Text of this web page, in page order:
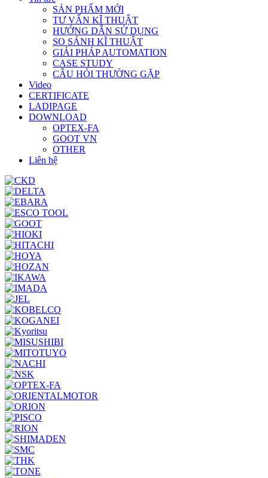
SẢN PHẨM MỚI
TƯ VẤN KĨ THUẬT
HƯỚNG DẪN SỬ DỤNG
SO SÁNH KĨ THUẬT
GIẢI PHÁP AUTOMATION
CASE STUDY
CÂU HỎI THƯỜNG GẶP
Video
CERTIFICATE
LADIPAGE
DOWNLOAD
OPTEX-FA
GOOT VN
OTHER
Liên hệ